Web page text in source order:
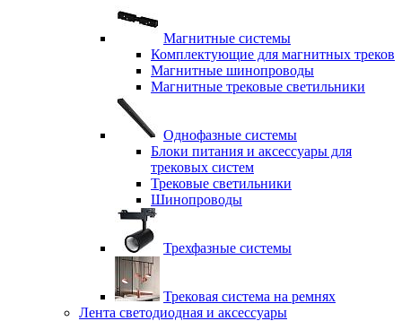
Магнитные системы
Комплектующие для магнитных треков
Магнитные шинопроводы
Магнитные трековые светильники
Однофазные системы
Блоки питания и аксессуары для
трековых систем
Трековые светильники
Шинопроводы
Трехфазные системы
Трековая система на ремнях
Лента светодиодная и аксессуары